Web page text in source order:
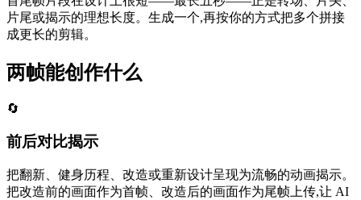
片尾或揭示的理想长度。生成一个,再按你的方式把多个拼接
成更长的剪辑。
两帧能创作什么
🔄
前后对比揭示
把翻新、健身历程、改造或重新设计呈现为流畅的动画揭示。
把改造前的画面作为首帧、改造后的画面作为尾帧上传,让 AI